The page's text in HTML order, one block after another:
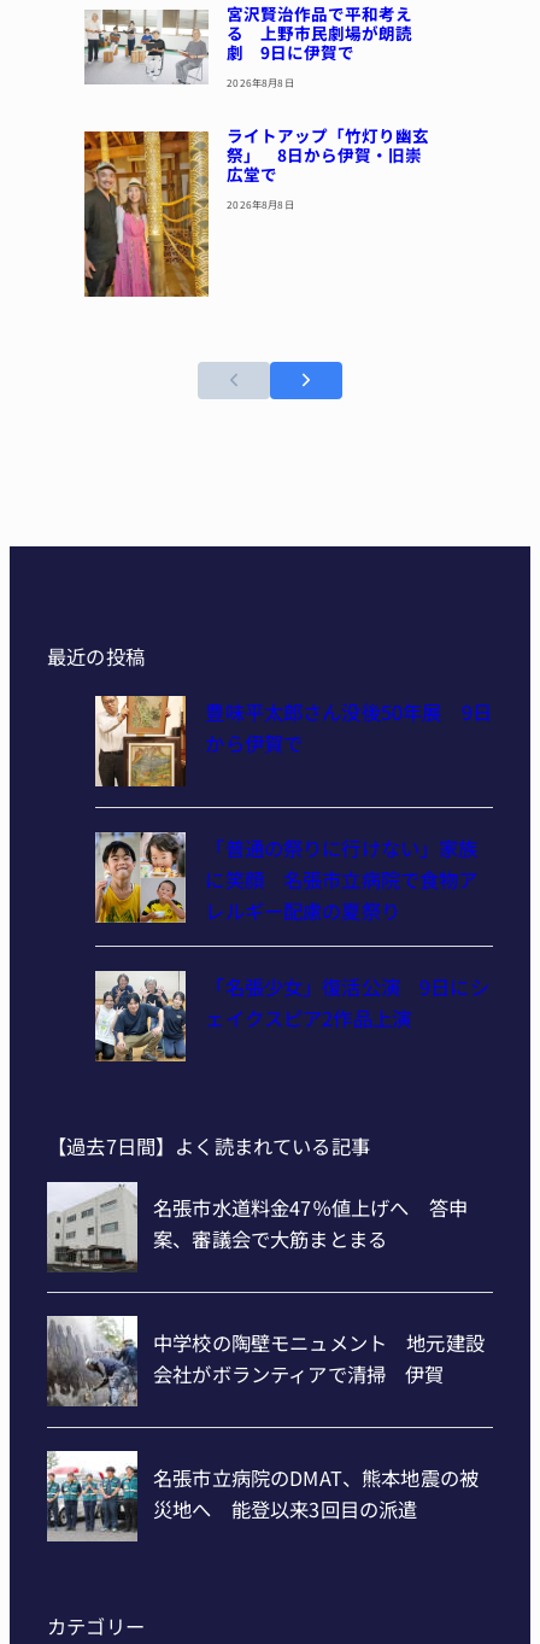
宮沢賢治作品で平和考え
る 上野市民劇場が朗読
劇 9日に伊賀で
2026年8月8日
ライトアップ「竹灯り幽玄
祭」 8日から伊賀・旧崇
広堂で
2026年8月8日
最近の投稿
豊味平太郎さん没後50年展 9日
から伊賀で
「普通の祭りに行けない」家族
に笑顔 名張市立病院で食物ア
レルギー配慮の夏祭り
「名張少女」復活公演 9日にシ
ェイクスピア2作品上演
【過去7日間】よく読まれている記事
カテゴリー